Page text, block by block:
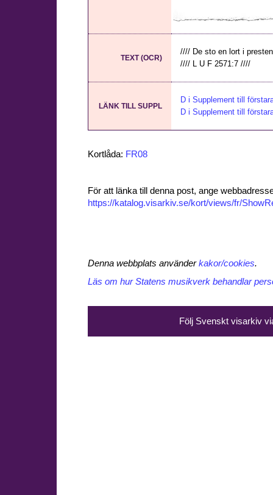
TEXT (OCR)
//// De sto en lort i
//// L U F 2571:7 ////
LÄNK TILL SUPPL
D i Supplement till
D i Supplement till
Kortlåda: FR08
För att länka till denna post, ange
https://katalog.visarkiv.se/kort/views/fr/
Denna webbplats använderkakor/cookies.
Läs om hur Statens musikverk behandlar
Följ Svenskt visarkiv